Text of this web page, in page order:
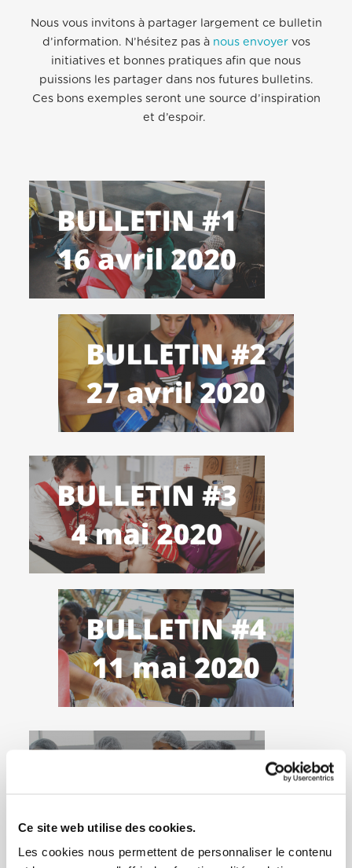
Ce site web utilise des cookies.
Les cookies nous permettent de personnaliser le contenu
Nous vous invitons à partager largement ce bulletin
d’information. N’hésitez pas à nous envoyervos
initiatives et bonnes pratiques afin que nous
puissions les partager dans nos futures bulletins.
Ces bons exemples seront une source d’inspiration
et d’espoir.